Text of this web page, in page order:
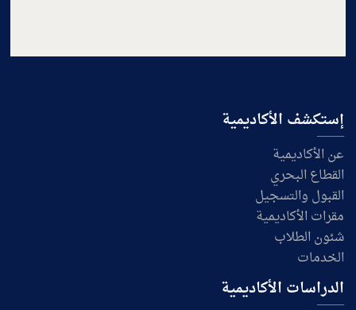
إستكشف الأكاديمية
عن الأكاديمية
القطاع البحري
القبول والتسجيل
مقرات الأكاديمية
شئون الطلاب
الخدمات
الدراسات الأكاديمية